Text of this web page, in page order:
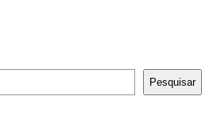
Pesquisar